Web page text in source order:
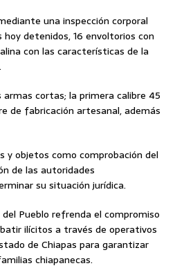
una inspección corporal
detenidos, 16 envoltorios con
con las características de la
cortas; la primera calibre 45
de fabricación artesanal, además
y objetos como comprobación del
de las autoridades
su situación jurídica.
Pueblo refrenda el compromiso
ilícitos a través de operativos
de Chiapas para garantizar
chiapanecas.